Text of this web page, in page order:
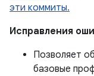
эти коммиты.
Исправления
Позволяет
базовые